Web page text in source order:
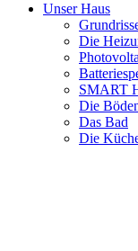
Unser Haus
Die
SMART
Die
Das Bad
Die